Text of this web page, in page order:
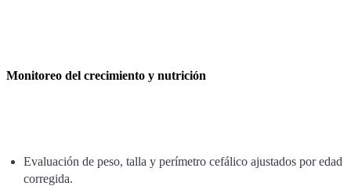
Monitoreo del crecimiento y nutrición
Evaluación de peso, talla y perímetro cefálico ajustados por edad
corregida.